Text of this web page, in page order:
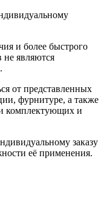
и более быстрого
не являются
от представленных
фурнитуре, а также
комплектующих и
заказу
её применения.